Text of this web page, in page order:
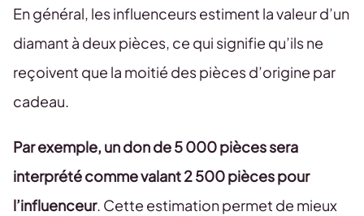
En général, les influenceurs estiment la valeur d’un
diamant à deux pièces, ce qui signifie qu’ils ne
reçoivent que la moitié des pièces d’origine par
cadeau.
Par exemple, un don de 5 000 pièces sera
interprété comme valant 2 500 pièces pour
l’influenceur. Cette estimation permet de mieux